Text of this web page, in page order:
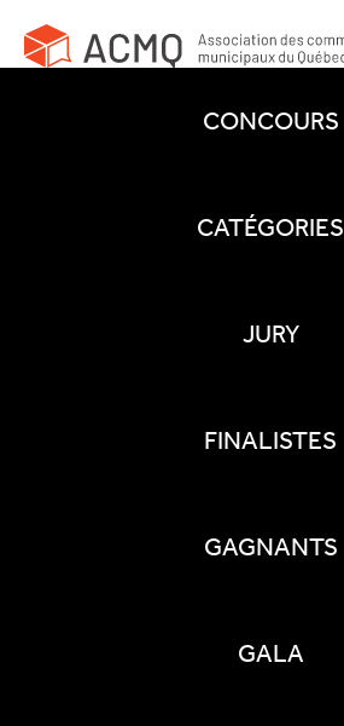
CONCOURS
CATÉGORIES
JURY
FINALISTES
GAGNANTS
GALA